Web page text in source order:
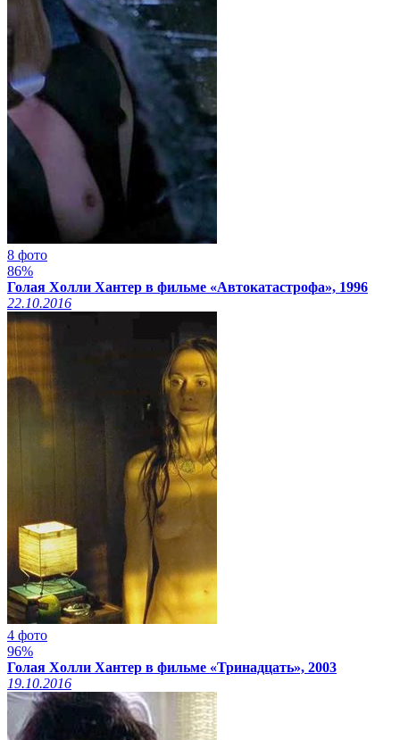
8 фото
86%
Голая Холли Хантер в фильме «Автокатастрофа», 1996
22.10.2016
4 фото
96%
Голая Холли Хантер в фильме «Тринадцать», 2003
19.10.2016